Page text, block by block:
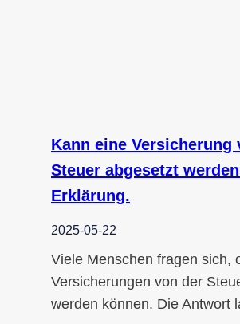
Kann eine Versicherung
Steuer abgesetzt
Erklärung.
2025-05-22
Viele Menschen fragen sich,
Versicherungen von der
werden können. Die Antwort